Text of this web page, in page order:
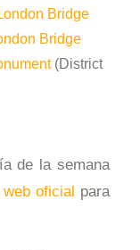
Bridge
Bridge
(District
de la semana
web oficial para